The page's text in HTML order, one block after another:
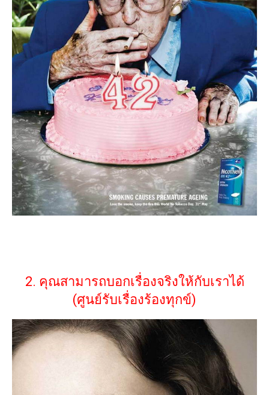
2. คุณสามารถบอกเรื่องจริงให้กับเราได้
(ศูนย์รับเรื่องร้องทุกข์)